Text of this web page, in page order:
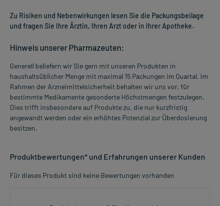
Zu Risiken und Nebenwirkungen lesen Sie die Packungsbeilage
und fragen Sie Ihre Ärztin, Ihren Arzt oder in Ihrer Apotheke.
Hinweis unserer Pharmazeuten:
Generell beliefern wir Sie gern mit unseren Produkten in
haushaltsüblicher Menge mit maximal 15 Packungen im Quartal. Im
Rahmen der Arzneimittelsicherheit behalten wir uns vor, für
bestimmte Medikamente gesonderte Höchstmengen festzulegen.
Dies trifft insbesondere auf Produkte zu, die nur kurzfristig
angewandt werden oder ein erhöhtes Potenzial zur Überdosierung
besitzen.
Produktbewertungen* und Erfahrungen unserer Kunden
Für dieses Produkt sind keine Bewertungen vorhanden